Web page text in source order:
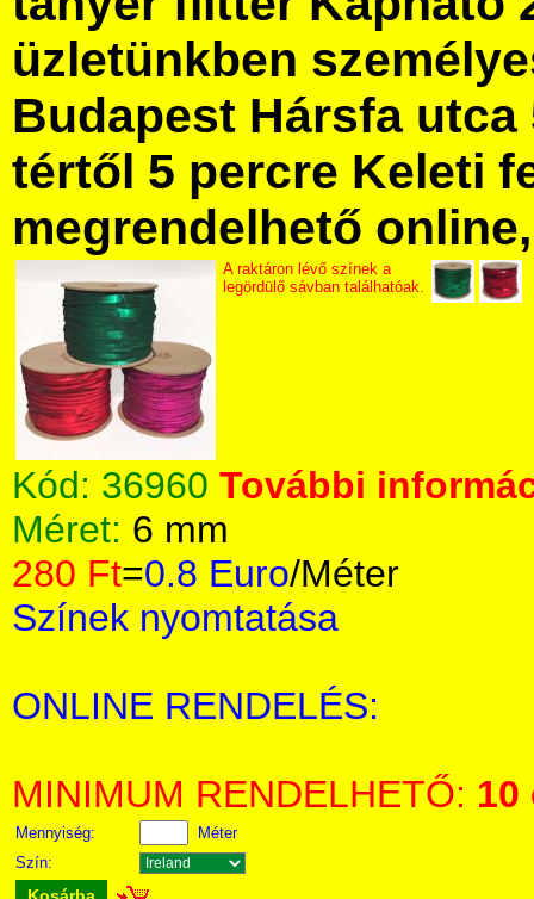
üzletünkben
Budapest Hársfa utca
tértől 5 percre Keleti
megrendelhető
A raktáron lévő színek a
legördülő sávban találhatóak.
Kód: 36960 További
Méret: 6 mm
280 Ft=0.8 Euro/Méter
Színek nyomtatása
ONLINE RENDELÉS:
MINIMUM RENDELHETŐ: 10
Mennyiség:
Méter
Szín: